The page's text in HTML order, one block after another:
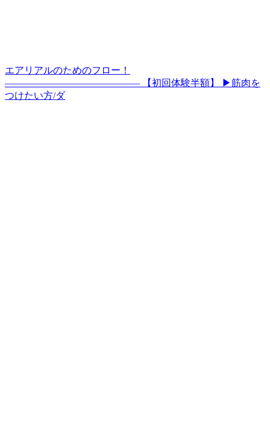
エアリアルのためのフロー！
—————————————— 【初回体験半額】 ▶筋肉を
つけたい方/ダ